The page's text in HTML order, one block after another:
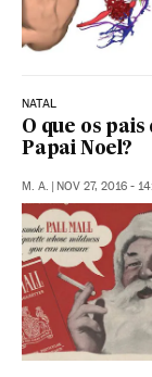
NATAL
O que os
Papai Noel?
M. A. | NOV 27, 2016 -